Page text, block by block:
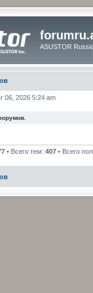
ASUSTOR
06, 2026 5:24 am
• Всего тем: 407• Всего